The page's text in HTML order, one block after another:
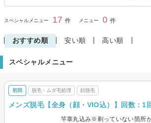
フェイシャルエステ
プ
顔脱毛
韓国エステ その他
メンズ脱毛・髭脱毛
閉じる
スペシャルメニュー 17 件 メニュー 0 件
おすすめ順 安い順 高い順
スペシャルメニュー
初回 脱毛・ムダ毛処理 顔脱毛
メンズ脱毛【全身（顔・VIO込）】回数：1
竿睾丸込み※剃っていない箇所